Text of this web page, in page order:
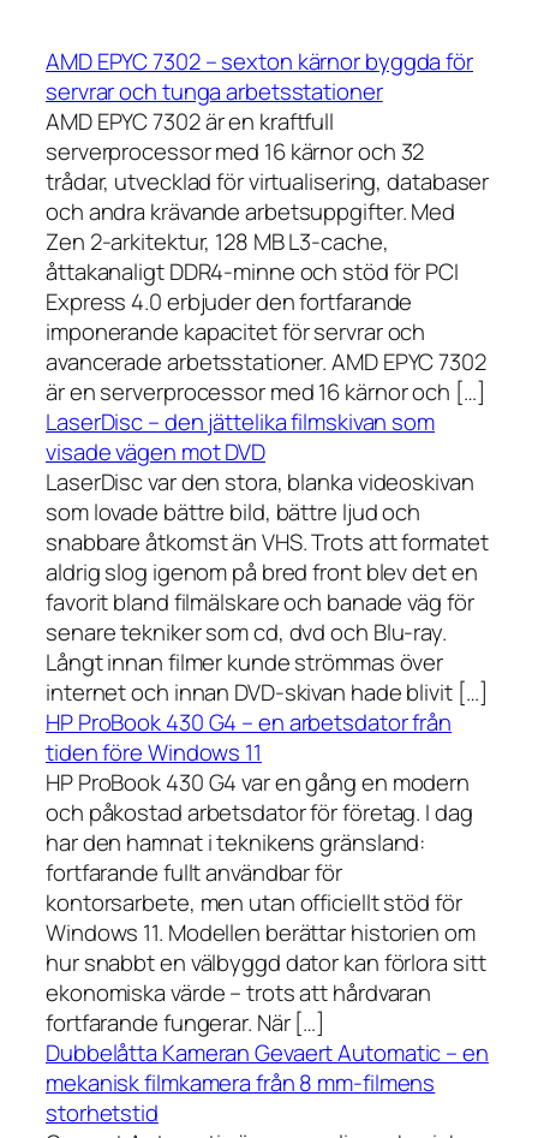
AMD EPYC 7302 – sexton kärnor byggda för
servrar och tunga arbetsstationer
AMD EPYC 7302 är en kraftfull
serverprocessor med 16 kärnor och 32
trådar, utvecklad för virtualisering, databaser
och andra krävande arbetsuppgifter. Med
Zen 2-arkitektur, 128 MB L3-cache,
åttakanaligt DDR4-minne och stöd för PCI
Express 4.0 erbjuder den fortfarande
imponerande kapacitet för servrar och
avancerade arbetsstationer. AMD EPYC 7302
är en serverprocessor med 16 kärnor och […]
LaserDisc – den jättelika filmskivan som
visade vägen mot DVD
LaserDisc var den stora, blanka videoskivan
som lovade bättre bild, bättre ljud och
snabbare åtkomst än VHS. Trots att formatet
aldrig slog igenom på bred front blev det en
favorit bland filmälskare och banade väg för
senare tekniker som cd, dvd och Blu-ray.
Långt innan filmer kunde strömmas över
internet och innan DVD-skivan hade blivit […]
HP ProBook 430 G4 – en arbetsdator från
tiden före Windows 11
HP ProBook 430 G4 var en gång en modern
och påkostad arbetsdator för företag. I dag
har den hamnat i teknikens gränsland:
fortfarande fullt användbar för
kontorsarbete, men utan officiellt stöd för
Windows 11. Modellen berättar historien om
hur snabbt en välbyggd dator kan förlora sitt
ekonomiska värde – trots att hårdvaran
fortfarande fungerar. När […]
Dubbelåtta Kameran Gevaert Automatic – en
mekanisk filmkamera från 8 mm-filmens
storhetstid